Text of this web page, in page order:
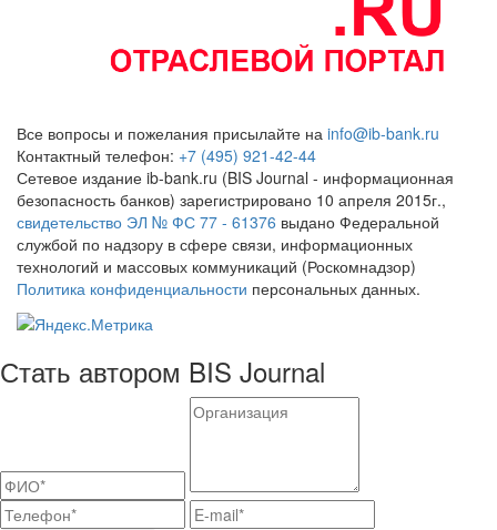
Все вопросы и пожелания присылайте на info@ib-bank.ru
Контактный телефон: +7 (495) 921-42-44
Сетевое издание ib-bank.ru (BIS Journal - информационная
безопасность банков) зарегистрировано 10 апреля 2015г.,
свидетельство ЭЛ № ФС 77 - 61376 выдано Федеральной
службой по надзору в сфере связи, информационных
технологий и массовых коммуникаций (Роскомнадзор)
Политика конфиденциальности персональных данных.
Стать автором BIS Journal